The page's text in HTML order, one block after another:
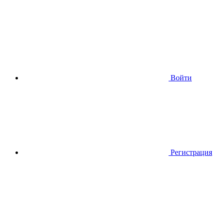
Войти
Регистрация